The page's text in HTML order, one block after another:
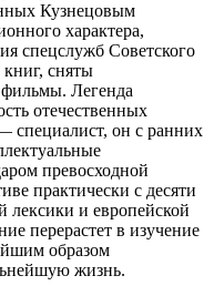
Кузнецовым
характера,
спецслужб Советского
сняты
Легенда
отечественных
специалист, он с ранних
превосходной
практически с десяти
лексики и европейской
перерастет в изучение
образом
жизнь.